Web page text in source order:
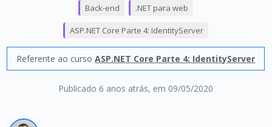
Publicado 6 anos atrás, em 09/05/2020
Back-end .NET para web
ASP.NET Core Parte 4: IdentityServer
Referente ao cursoASP.NET Core Parte 4: IdentityServer